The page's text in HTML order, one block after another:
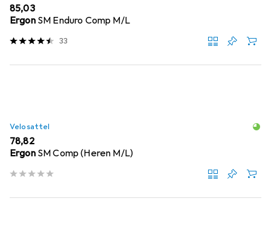
EUR
85,03
Ergon SM Enduro Comp M/L
33
Velosattel
EUR
78,82
Ergon SM Comp (Heren M/L)